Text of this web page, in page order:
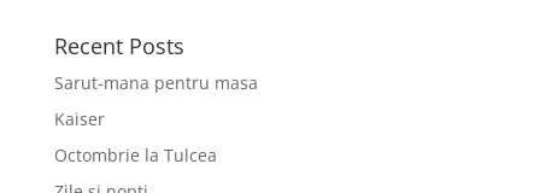
Recent Posts
Sarut-mana pentru masa
Kaiser
Octombrie la Tulcea